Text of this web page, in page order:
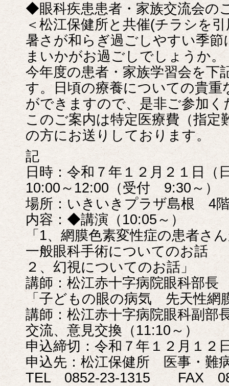
◆眼科疾患患者・家族交流会の
＜松江保健所と共催(チラシを
暑さが和らぎ過ごしやすい季
まいかがお過ごしでしょうか。
今年度の患者・家族学習会を下
す。日頃の療養についての貴重
ができますので、是非ご参加く
このご案内は特定医療費（指定
の方にお送りしております。
記
日時：令和７年１２月２１日（
10:00～12:00（受付 9:30～）
場所：いきいきプラザ島根 4
内容：◆講演（10:05～）
「1、網膜色素変性症の患者さ
一般眼科手術についてのお話
２、幻視についてのお話」
講師：松江赤十字病院眼科部
「子どもの眼の病気 先天性網
講師：松江赤十字病院眼科副
交流、意見交換（11:10～）
申込締切：令和７年１２月１２
申込先：松江保健所 医事・難
TEL 0852-23-1315 FAX